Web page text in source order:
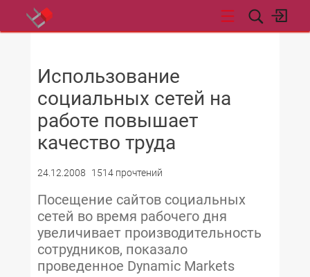
Использование
социальных сетей на
работе повышает
качество труда
24.12.2008 1514 прочтений
Посещение сайтов социальных
сетей во время рабочего дня
увеличивает производительность
сотрудников, показало
проведенное Dynamic Markets